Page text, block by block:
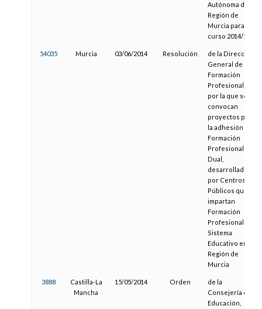
Autónoma de la
Región de
Murcia para el
curso 2014/15
54035 Murcia 03/06/2014 Resolución
de la Dirección
General de
Formación
Profesional,
por la que se
convocan
proyectos para
la adhesión a la
Formación
Profesional
Dual,
desarrollados
por Centros
Públicos que
impartan
Formación
Profesional del
Sistema
Educativo en la
Región de
Murcia
3888
Castilla-La
Mancha
15/05/2014 Orden
de la
Consejería de
Educación,